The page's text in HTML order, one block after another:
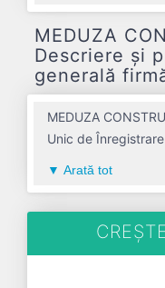
MEDUZA
Descriere și
generală
MEDUZA
Unic de
avand codul 4120.
zona de Centru a
Arată tot